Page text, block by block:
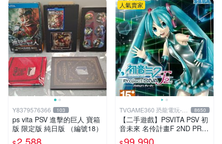
Y8379576366 103
ps vita PSV 進擊的巨人 寶箱
版 限定版 純日版 （編號18）
人氣賣家
TVGAME360 恐龍電玩-台
中店
8650
【二手遊戲】PSVITA PSV 初
音未來 名伶計畫F 2ND PRO
JECT DIVA F 2ND 日文版 台